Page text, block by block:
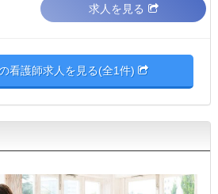
求人を見る
看護師求人を見る(全1件)